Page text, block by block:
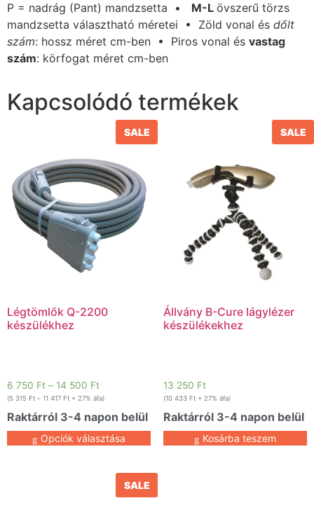
P = nadrág (Pant) mandzsetta • M-L övszerű törzs
mandzsetta választható méretei • Zöld vonal és dőlt
szám: hossz méret cm-ben • Piros vonal és vastag
szám: körfogat méret cm-ben
Kapcsolódó termékek
SALE
Légtömlők Q-2200
készülékhez
6 750 Ft – 14 500 Ft
(5 315 Ft – 11 417 Ft + 27% áfa)
Raktárról 3-4 napon belül
Opciók választása
SALE
Állvány B-Cure lágylézer
készülékekhez
13 250 Ft
(10 433 Ft+ 27% áfa)
Raktárról 3-4 napon belül
Kosárba teszem
SALE